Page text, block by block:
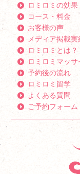
ロミロミの効果
コース・料金
お客様の声
メディア掲載実
ロミロミとは？
ロミロミマッサ
予約後の流れ
ロミロミ留学
よくある質問
ご予約フォーム